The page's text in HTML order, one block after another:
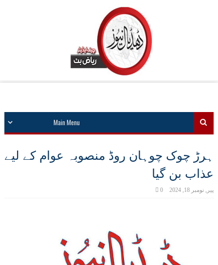
ہرڑ چوک چوہان روڈ منصوبہ عوام کے لیے
عذاب بن گیا
پیر, نومبر 18, 2024 0